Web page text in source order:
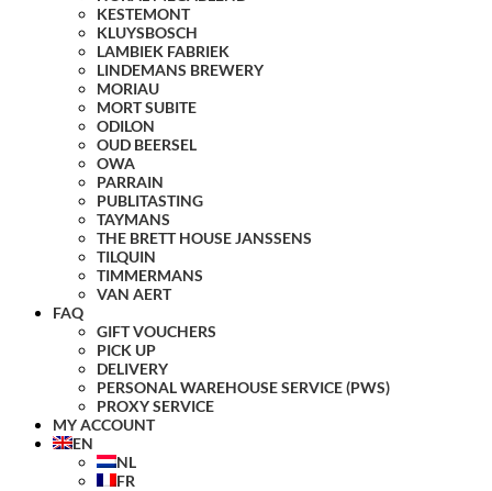
KESTEMONT
KLUYSBOSCH
LAMBIEK FABRIEK
LINDEMANS BREWERY
MORIAU
MORT SUBITE
ODILON
OUD BEERSEL
OWA
PARRAIN
PUBLITASTING
TAYMANS
THE BRETT HOUSE JANSSENS
TILQUIN
TIMMERMANS
VAN AERT
FAQ
GIFT VOUCHERS
PICK UP
DELIVERY
PERSONAL WAREHOUSE SERVICE (PWS)
PROXY SERVICE
MY ACCOUNT
EN
NL
FR